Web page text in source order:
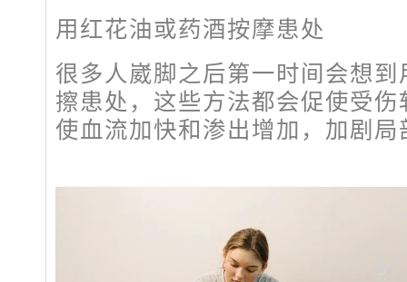
用红花油或药酒按摩患处
很多人崴脚之后第一时间会想
擦患处，这些方法都会促使受
使血流加快和渗出增加，加剧